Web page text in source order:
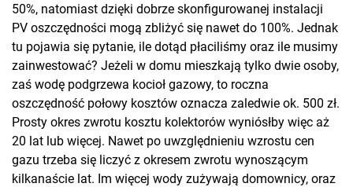
50%, natomiast dzięki dobrze skonfigurowanej instalacji
PV oszczędności mogą zbliżyć się nawet do 100%. Jednak
tu pojawia się pytanie, ile dotąd płaciliśmy oraz ile musimy
zainwestować? Jeżeli w domu mieszkają tylko dwie osoby,
zaś wodę podgrzewa kocioł gazowy, to roczna
oszczędność połowy kosztów oznacza zaledwie ok. 500 zł.
Prosty okres zwrotu kosztu kolektorów wyniósłby więc aż
20 lat lub więcej. Nawet po uwzględnieniu wzrostu cen
gazu trzeba się liczyć z okresem zwrotu wynoszącym
kilkanaście lat. Im więcej wody zużywają domownicy, oraz